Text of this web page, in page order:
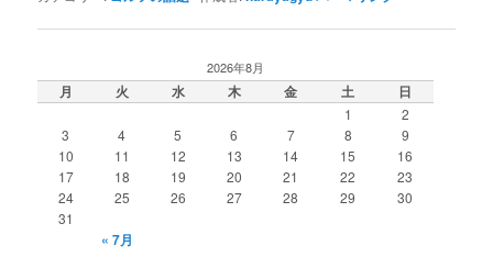
2026年8月
月 火 水 木 金 土 日
1
2
3
4 5 6 7 8
9
10
11 12 13 14 15
16
17
18 19 20 21 22
23
24
25 26 27 28 29
30
31
« 7月